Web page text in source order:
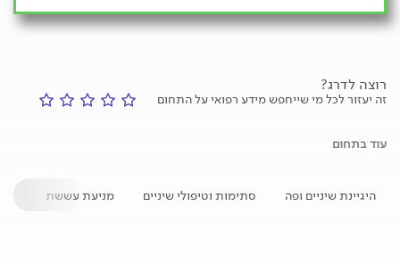
רוצה לדרג?
זה יעזור לכל מי שייחפש מידע רפואי על התחום
עוד בתחום
היגיינת שיניים ופה סתימות וטיפולי שיניים מניעת עששת